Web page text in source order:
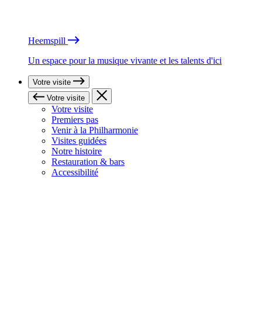
Heemspill
Un espace pour la musique vivante et les talents d'ici
Votre visite
Votre visite
Votre visite
Premiers pas
Venir à la Philharmonie
Visites guidées
Notre histoire
Restauration & bars
Accessibilité